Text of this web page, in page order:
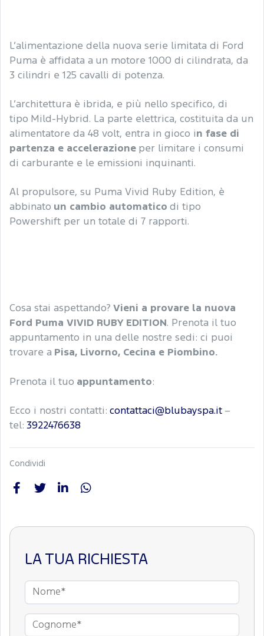
L’alimentazione della nuova serie limitata di Ford
Puma è affidata a un motore 1000 di cilindrata, da
3 cilindri e 125 cavalli di potenza.
L’architettura è ibrida, e più nello specifico, di
tipo Mild-Hybrid. La parte elettrica, costituita da un
alimentatore da 48 volt, entra in gioco i n fase di
partenza e accelerazione per limitare i consumi
di carburante e le emissioni inquinanti.
Al propulsore, su Puma Vivid Ruby Edition, è
abbinato un cambio automatico di tipo
Powershift per un totale di 7 rapporti.
Cosa stai aspettando? Vieni a provare la nuova
Ford Puma VIVID RUBY EDITION . Prenota il tuo
appuntamento in una delle nostre sedi: ci puoi
trovare a Pisa, Livorno, Cecina e Piombino.
Prenota il tuo appuntamento :
Ecco i nostri contatti: contattaci@blubayspa.it –
tel: 3922476638
Condividi
LA TUA RICHIESTA